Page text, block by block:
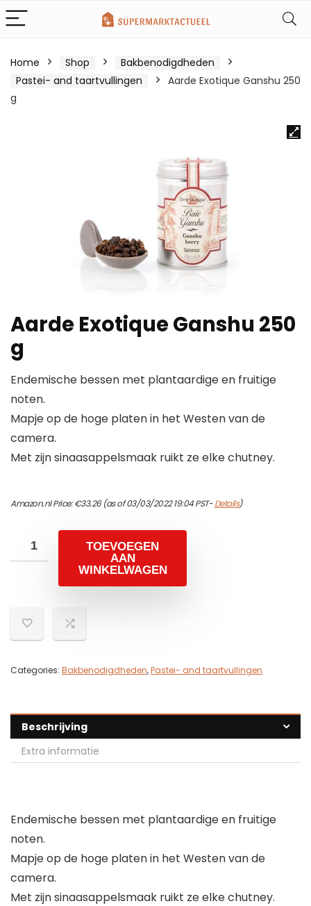
Home Shop
Bakbenodigdheden
Pastei- and taartvullingen
Aarde Exotique Ganshu 250
g
Aarde Exotique Ganshu 250
g
Endemische bessen met plantaardige en fruitige
noten.
Mapje op de hoge platen in het Westen van de
camera.
Met zijn sinaasappelsmaak ruikt ze elke chutney.
Amazon.nl Price:€33.26(as of 03/03/2022 19:04 PST-Details)
TOEVOEGEN
AAN
WINKELWAGEN
Categories: Bakbenodigdheden,Pastei- and taartvullingen
Beschrijving
Extra informatie
Endemische bessen met plantaardige en fruitige
noten.
Mapje op de hoge platen in het Westen van de
camera.
Met zijn sinaasappelsmaak ruikt ze elke chutney.